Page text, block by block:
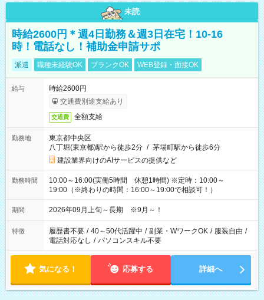
未読
時給2600円＊週4日勤務＆週3日在宅！10-16
時！電話なし！補助金申請サポ
派遣 職種未経験OK ブランクOK WEB登録・面接OK
給与
時給2600円
交通費別途支給あり
交通費 全額支給
勤務地
東京都中央区
八丁堀(東京都)駅から徒歩2分 / 茅場町駅から徒歩6分
建設業界向けのAIサービスの提供など
勤務時間
10:00～16:00(実働5時間 休憩1時間) ※定時：10:00～
19:00（※終わりの時間：16:00～19:00で相談可！）
期間 2026年09月上旬～長期 ※9月～！
特徴 履歴書不要 / 40～50代活躍中 / 副業・WワークOK / 服装自由 /
電話対応なし / パソコンスキル不要
気になる！ 応募する 詳細へ